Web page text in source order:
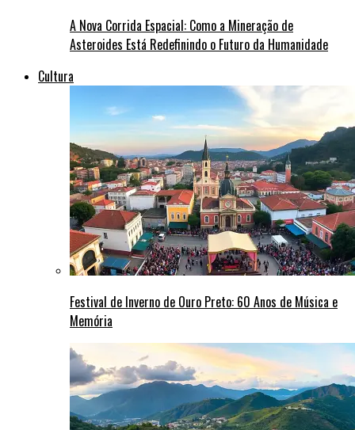
A Nova Corrida Espacial: Como a Mineração de
Asteroides Está Redefinindo o Futuro da Humanidade
Cultura
Festival de Inverno de Ouro Preto: 60 Anos de Música e
Memória